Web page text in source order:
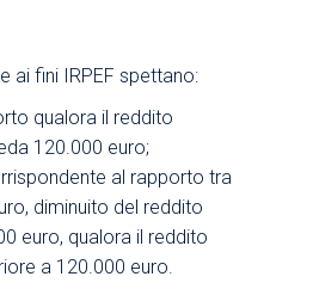
ai fini IRPEF spettano:
qualora il reddito
120.000 euro;
al rapporto tra
diminuito del reddito
euro, qualora il reddito
a 120.000 euro.